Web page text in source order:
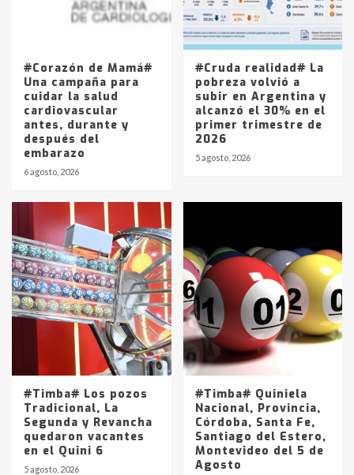
Los precios de los combustibles en
La Pampa, desde YPF hasta Axion
entre 857 a 1338 pesos
#Corazón de Mamá#
Una campaña para
cuidar la salud
cardiovascular
antes, durante y
después del
embarazo
6 agosto, 2026
#Cruda realidad# La
pobreza volvió a
subir en Argentina y
alcanzó el 30% en el
primer trimestre de
2026
5 agosto, 2026
#Timba# Los pozos
Tradicional, La
Segunda y Revancha
quedaron vacantes
en el Quini 6
5 agosto, 2026
#Timba# Quiniela
Nacional, Provincia,
Córdoba, Santa Fe,
Santiago del Estero,
Montevideo del 5 de
Agosto